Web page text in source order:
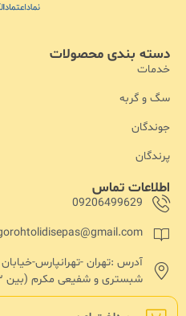
اطلاعات تماس
09206499629
gorohtolidisepas@gmail.com
شبستری و شفیعی مکرم (بین ۱۳۳ و۱۳۵)پلاک ۱۸۲
دسته بندی محصولات
خدمات
سگ و گربه
جوندگان
پرندگان